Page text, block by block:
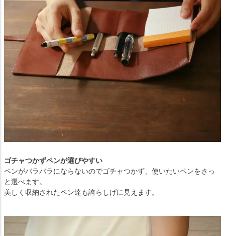
ゴチャつかずペンが選びやすい
ペンがバラバラにならないのでゴチャつかず、使いたいペンをさっ
と選べます。
美しく収納されたペン達も誇らしげに見えます。